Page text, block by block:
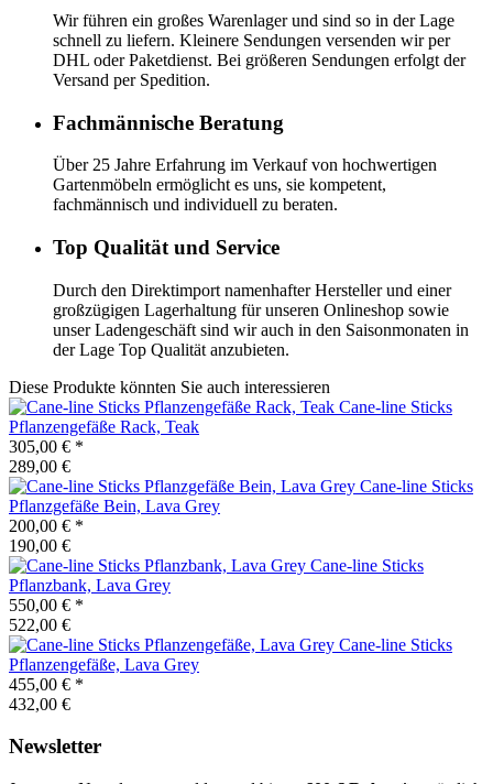
Wir führen ein großes Warenlager und sind so in der Lage
schnell zu liefern. Kleinere Sendungen versenden wir per
DHL oder Paketdienst. Bei größeren Sendungen erfolgt der
Versand per Spedition.
Fachmännische Beratung
Über 25 Jahre Erfahrung im Verkauf von hochwertigen
Gartenmöbeln ermöglicht es uns, sie kompetent,
fachmännisch und individuell zu beraten.
Top Qualität und Service
Durch den Direktimport namenhafter Hersteller und einer
großzügigen Lagerhaltung für unseren Onlineshop sowie
unser Ladengeschäft sind wir auch in den Saisonmonaten in
der Lage Top Qualität anzubieten.
Diese Produkte könnten Sie auch interessieren
Cane-line Sticks
Pflanzengefäße Rack, Teak
305,00 € *
289,00 €
Cane-line Sticks
Pflanzgefäße Bein, Lava Grey
200,00 € *
190,00 €
Cane-line Sticks
Pflanzbank, Lava Grey
550,00 € *
522,00 €
Cane-line Sticks
Pflanzengefäße, Lava Grey
455,00 € *
432,00 €
Newsletter